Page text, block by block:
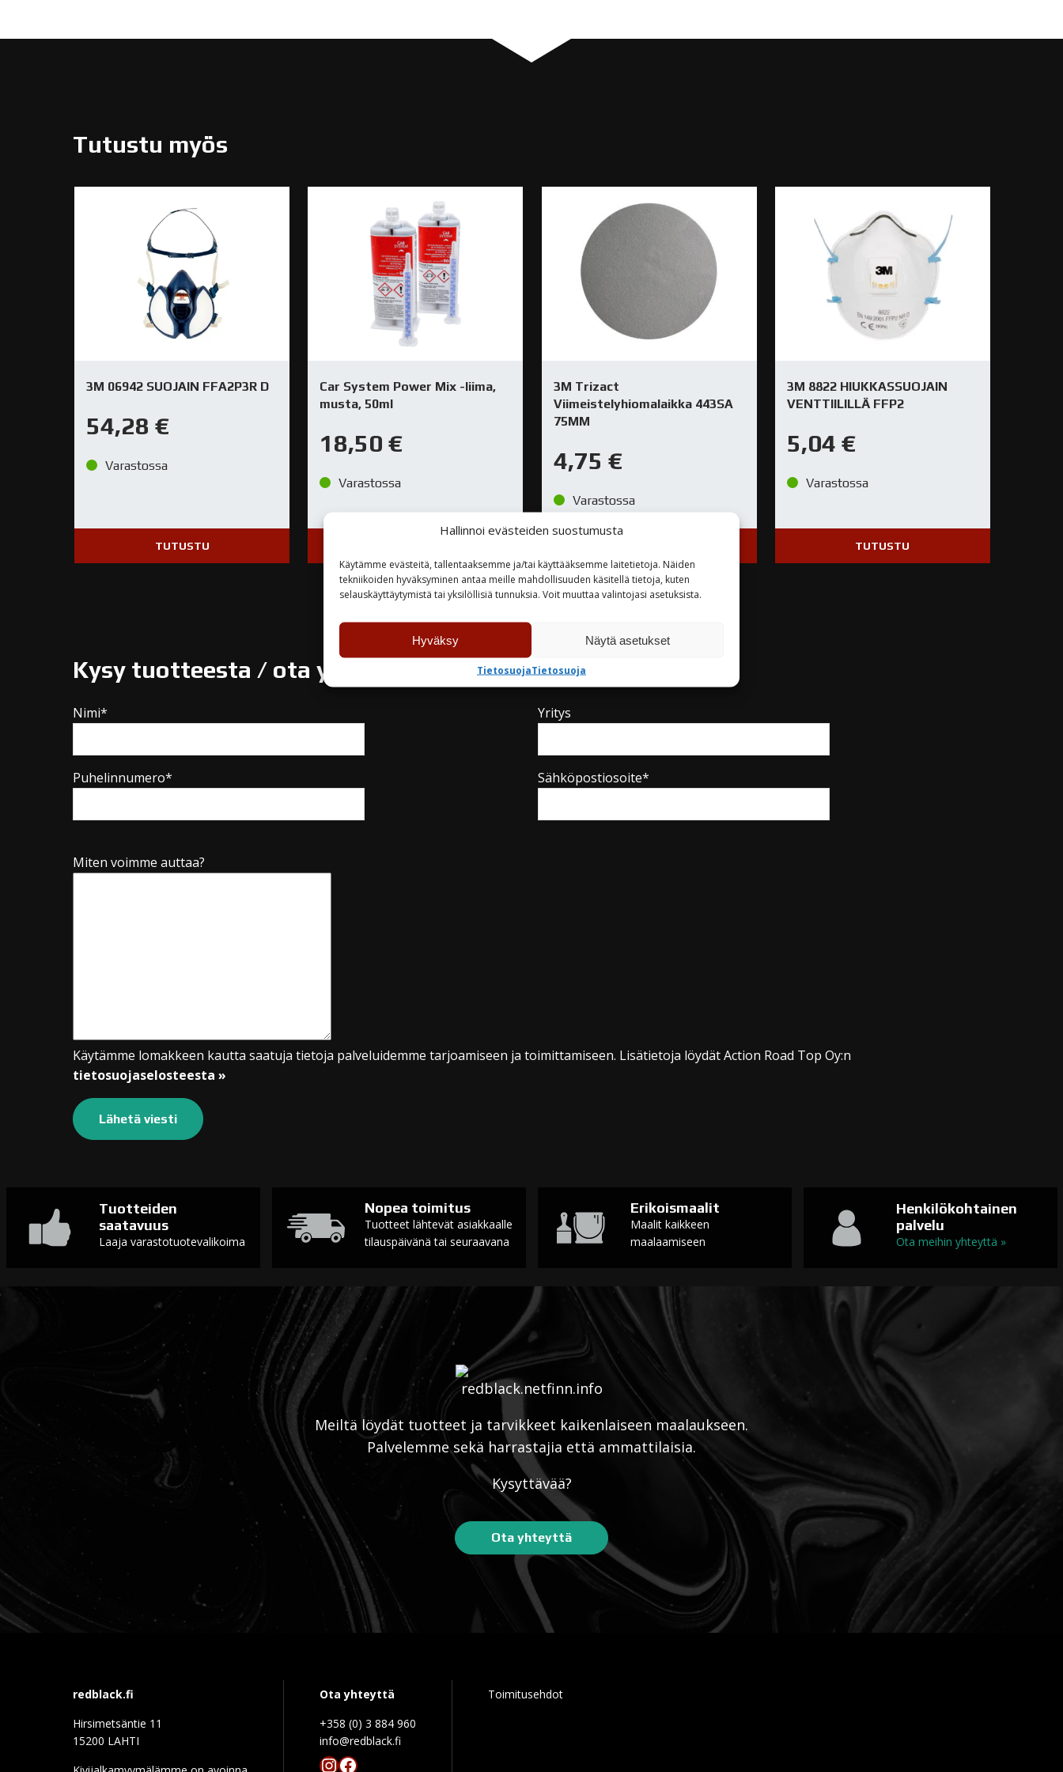
Hallinnoi evästeiden suostumusta
Käytämme evästeitä, tallentaaksemme ja/tai käyttääksemme laitetietoja. Näiden
tekniikoiden hyväksyminen antaa meille mahdollisuuden käsitellä tietoja, kuten
selauskäyttäytymistä tai yksilöllisiä tunnuksia. Voit muuttaa valintojasi asetuksista.
Hyväksy Näytä asetukset
TietosuojaTietosuoja
Tutustu myös
3M 06942 SUOJAIN FFA2P3R D
54,28 €
Varastossa
TUTUSTU
Car System Power Mix -liima,
musta, 50ml
18,50€
Varastossa
3M Trizact
Viimeistelyhiomalaikka 443SA
75MM
4,75 €
Varastossa
3M 8822 HIUKKASSUOJAIN
VENTTIILILLÄ FFP2
5,04 €
Varastossa
TUTUSTU
Kysy tuotteesta / ota yhteyttä
Nimi* Yritys
Puhelinnumero* Sähköpostiosoite*
Miten voimme auttaa?
Käytämme lomakkeen kautta saatuja tietoja palveluidemme tarjoamiseen ja toimittamiseen. Lisätietoja löydät Action Road Top Oy:n
tietosuojaselosteesta »
Tuotteiden
saatavuus
Laaja varastotuotevalikoima
Nopea toimitus
Tuotteet lähtevät asiakkaalle
tilauspäivänä tai seuraavana
Erikoismaalit
Maalit kaikkeen
maalaamiseen
Henkilökohtainen
palvelu
Ota meihin yhteyttä »
Meiltä löydät tuotteet ja tarvikkeet kaikenlaiseen maalaukseen.
Palvelemme sekä harrastajia että ammattilaisia.
Kysyttävää?
Ota yhteyttä
redblack.fi
Hirsimetsäntie 11
15200 LAHTI
Ota yhteyttä
+358 (0) 3 884 960
info@redblack.f
Instagram
Facebook
Toimitusehdot